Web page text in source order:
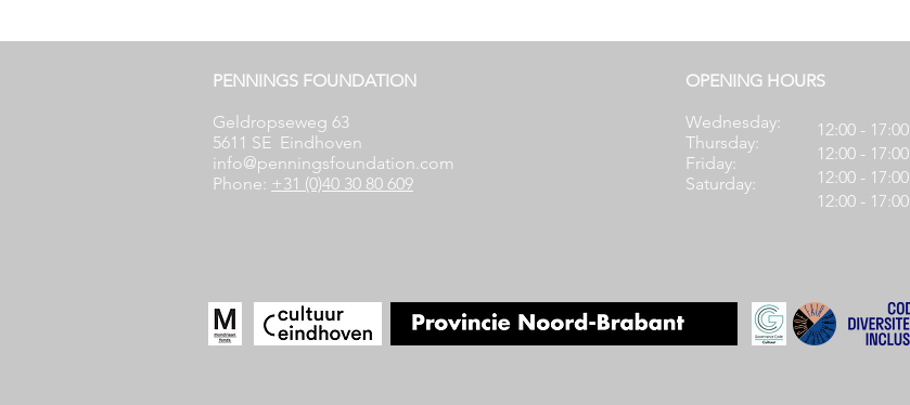
PENNINGS FOUNDATION
Geldropseweg 63
5611 SE Eindhoven
info@penningsfoundation.com
Phone: +31 (0)40 30 80 609
OPENING HOURS
Wednesday:
Thursday:
Friday:
Saturday:
12:00 - 17:00
12:00 - 17:00
12:00 - 17:00
12:00 - 17:00